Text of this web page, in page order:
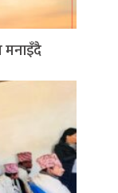
मनाइँदै